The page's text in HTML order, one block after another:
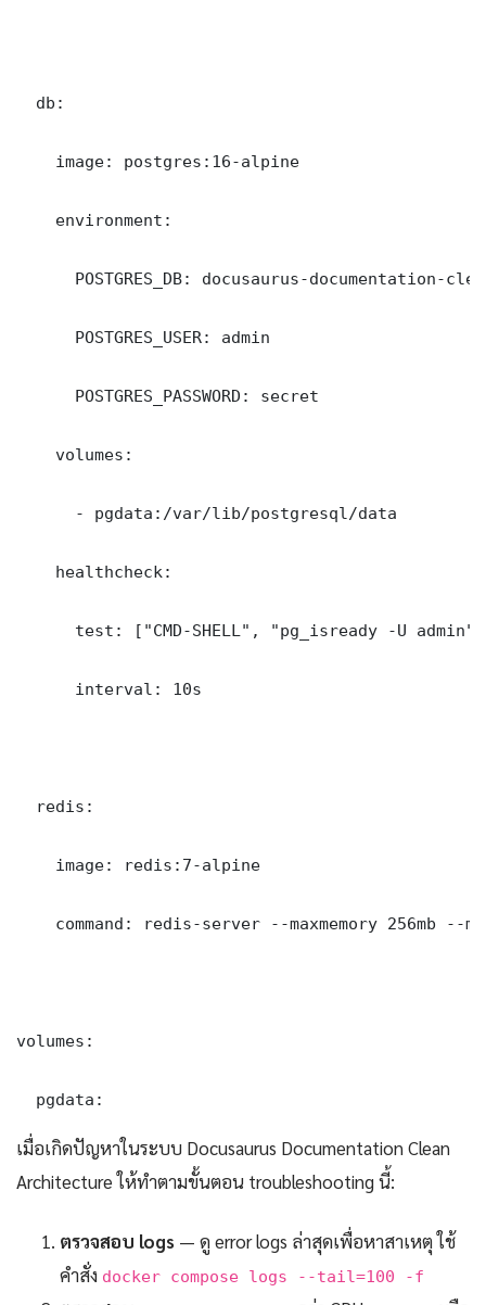
  db:
    image: postgres:16-alpine
    environment:
POSTGRES_DB: docusaurus-documentation-
      POSTGRES_USER: admin
      POSTGRES_PASSWORD: secret
    volumes:
      - pgdata:/var/lib/postgresql/data
    healthcheck:
      test: ["CMD-SHELL", "pg_isready -U admin"]
      interval: 10s
  redis:
    image: redis:7-alpine
command: redis-server --maxmemory 256mb --
volumes:
  pgdata:
เมื่อเกิดปัญหาในระบบ Docusaurus Documentation Clean
Architecture ให้ทำตามขั้นตอน troubleshooting นี้:
ตรวจสอบ logs — ดู error logs ล่าสุดเพื่อหาสาเหตุ ใช้
คำสั่ง docker compose logs --tail=100 -f